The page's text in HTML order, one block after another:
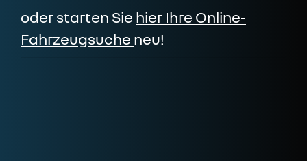
oder starten Sie hier Ihre Online-
Fahrzeugsuche neu!